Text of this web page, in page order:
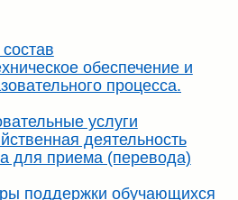
обеспечение и
процесса.
услуги
деятельность
для приема (перевода)
поддержки обучающихся